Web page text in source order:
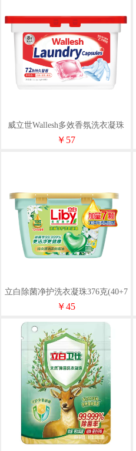
威立世Wallesh多效香氛洗衣凝珠
（8g×40颗）
￥57
立白除菌净护洗衣凝珠376克(40+7
颗)
￥45